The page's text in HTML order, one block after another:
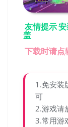
友情提示
盖
下载时请点
1.免安装
可
2.游戏请
3.常用游